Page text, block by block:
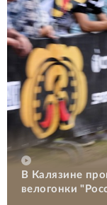
В Калязине
велогонки